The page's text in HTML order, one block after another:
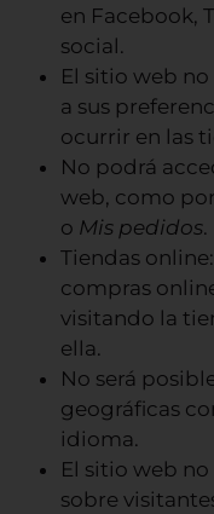
en Facebook,
social.
El sitio web
a sus
ocurrir en las
No podrá
web, como
o Mis pedidos.
Tiendas
compras
visitando la
ella.
No será
geográficas
idioma.
El sitio web
sobre